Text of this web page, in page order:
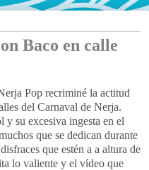
Baco en calle
Pop recriminé la actitud
del Carnaval de Nerja.
y su excesiva ingesta en el
que se dedican durante
que estén a a altura de
lo valiente y el vídeo que